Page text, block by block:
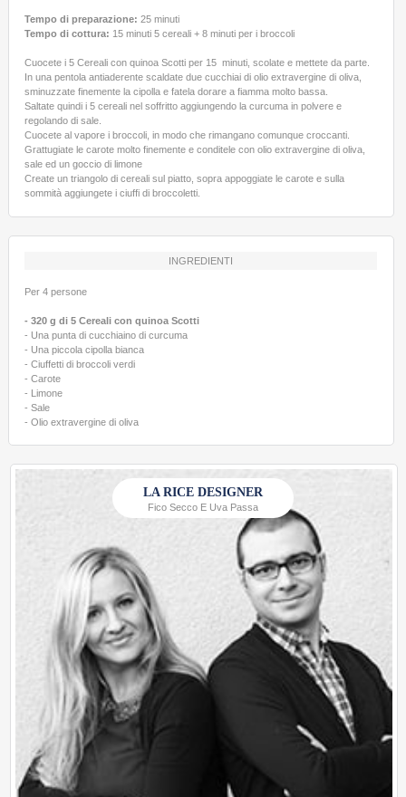
Tempo di preparazione:25 minuti
Tempo di cottura: 15 minuti 5 cereali + 8 minuti per i broccoli
Cuocete i 5 Cereali con quinoa Scotti per 15 minuti, scolate e mettete da parte.
In una pentola antiaderente scaldate due cucchiai di olio extravergine di oliva,
sminuzzate finemente la cipolla e fatela dorare a fiamma molto bassa.
Saltate quindi i 5 cereali nel soffritto aggiungendo la curcuma in polvere e
regolando di sale.
Cuocete al vapore i broccoli, in modo che rimangano comunque croccanti.
Grattugiate le carote molto finemente e conditele con olio extravergine di oliva,
sale ed un goccio di limone
Create un triangolo di cereali sul piatto, sopra appoggiate le carote e sulla
sommità aggiungete i ciuffi di broccoletti.
INGREDIENTI
Per 4 persone
- 320 g di 5 Cereali con quinoa Scotti
- Una punta di cucchiaino di curcuma
- Una piccola cipolla bianca
- Ciuffetti di broccoli verdi
- Carote
- Limone
- Sale
- Olio extravergine di oliva
LA RICE DESIGNER
Fico Secco E Uva Passa